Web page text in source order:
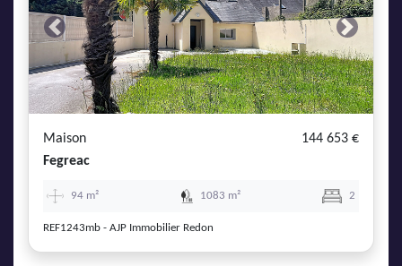
AJP Recrute
AJP Actualités
Service Qualité Clients
Previous Next
Maison
144 653 €
Fegreac
94 m² 1083 m² 2
REF1243mb - AJP Immobilier Redon